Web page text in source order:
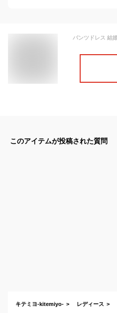
このアイテムが投稿された質問
キテミヨ-kitemiyo- レディース